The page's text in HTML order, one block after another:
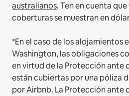
australianos. Ten en cuenta
coberturas se muestran en
*En el caso de los alojamientos
Washington, las obligaciones
en virtud de la Protección ante
están cubiertas por una póliza
por Airbnb. La Protección ante